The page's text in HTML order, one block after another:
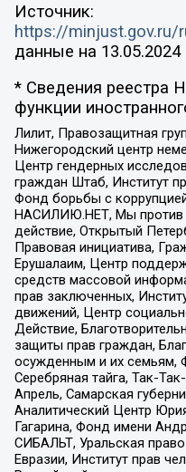
Источник:
https://
данные на 13.05.2024
* Сведения реестра
функции
Лилит, Правозащитная
Нижегородский центр
Центр гендерных
граждан Штаб, Институт
Фонд борьбы с
НАСИЛИЮ.НЕТ, Мы против
действие, Открытый
Правовая инициатива,
Ерушалаим, Центр
средств массовой
прав заключенных,
движений, Центр
Действие,
защиты прав граждан,
осужденным и их семьям,
Серебряная тайга, Так-
Апрель, Самарская
Аналитический Центр
Гагарина, Фонд имени
СИБАЛЬТ, Уральская
Евразии, Институт прав